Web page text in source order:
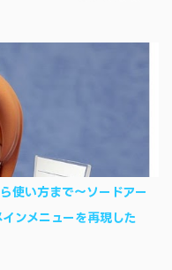
デバイス それぞれにイン
じて同期できるようにな
ン を使い始めた頃から便
年現在はiSyncrを使っ
るようになった。 具体
パスワードをAndroidアプ
ワードが保存されず、い
うもの。 この不具合を
デバイスの言語を英語
でパスワードを入力す
使い方まで～ソードアー
ンメニューを再現した